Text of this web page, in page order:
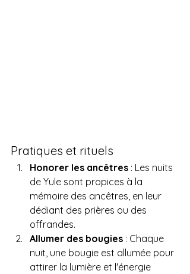
Pratiques et rituels
Honorer les ancêtres : Les nuits
de Yule sont propices à la
mémoire des ancêtres, en leur
dédiant des prières ou des
offrandes.
Allumer des bougies : Chaque
nuit, une bougie est allumée pour
attirer la lumière et l'énergie